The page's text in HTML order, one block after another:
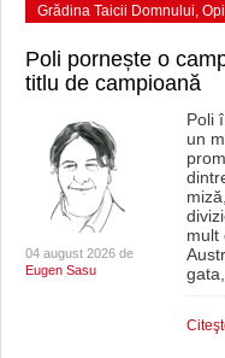
Grădina Taicii Domnului,
Poli pornește o
titlu de campioană
04 august 2026 de
Eugen Sasu
Poli
un
mult
gata,